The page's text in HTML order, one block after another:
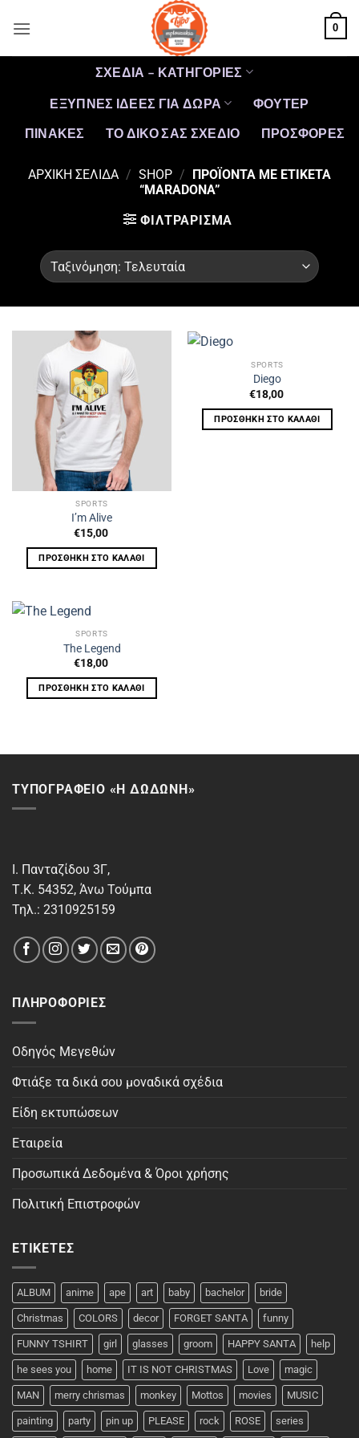
στο
0
ΣΧΕΔΙΑ – ΚΑΤΗΓΟΡΙΕΣ
ΕΞΥΠΝΕΣ ΙΔΕΕΣ ΓΙΑ ΔΩΡΑ
ΦΟΥΤΕΡ
ΠΙΝΑΚΕΣ
ΤΟ ΔΙΚΟ ΣΑΣ ΣΧΕΔΙΟ ΠΡΟΣΦΟΡΈΣ
ΑΡΧΙΚΉ ΣΕΛΊΔΑ / SHOP / ΠΡΟΪΌΝΤΑ ΜΕ ΕΤΙΚΈΤΑ
“MARADONA”
ΦΙΛΤΡΆΡΙΣΜΑ
SPORTS
I’m Alive
€15,00
ΠΡΟΣΘΉΚΗ ΣΤΟ ΚΑΛΆΘΙ
SPORTS
Diego
€18,00
ΠΡΟΣΘΉΚΗ ΣΤΟ ΚΑΛΆΘΙ
SPORTS
The Legend
€18,00
ΠΡΟΣΘΉΚΗ ΣΤΟ ΚΑΛΆΘΙ
ΤΥΠΟΓΡΑΦΕΙΟ «Η ΔΩΔΩΝΗ»
Ι. Πανταζίδου 3Γ,
Τ.Κ. 54352, Άνω Τούμπα
Τηλ.: 2310925159
ΠΛΗΡΟΦΟΡΊΕΣ
Οδηγός Μεγεθών
Φτιάξε τα δικά σου μοναδικά σχέδια
Είδη εκτυπώσεων
Εταιρεία
Προσωπικά Δεδομένα & Όροι χρήσης
Πολιτική Επιστροφών
ΕΤΙΚΈΤΕΣ
ALBUM anime ape art baby bachelor bride
Christmas COLORS decor FORGET SANTA funny
FUNNY TSHIRT girl glasses groom HAPPY SANTA help
he sees you home IT IS NOT CHRISTMAS Love magic
MAN merry chrismas monkey Mottos movies MUSIC
painting party pin up PLEASE rock ROSE series